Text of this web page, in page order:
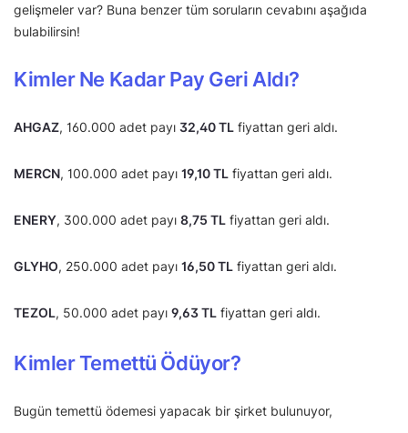
gelişmeler var? Buna benzer tüm soruların cevabını aşağıda
bulabilirsin!
Kimler Ne Kadar Pay Geri Aldı?
AHGAZ, 160.000 adet payı 32,40 TL fiyattan geri aldı.
MERCN, 100.000 adet payı 19,10 TL fiyattan geri aldı.
ENERY, 300.000 adet payı 8,75 TL fiyattan geri aldı.
GLYHO, 250.000 adet payı 16,50 TL fiyattan geri aldı.
TEZOL, 50.000 adet payı 9,63 TL fiyattan geri aldı.
Kimler Temettü Ödüyor?
Bugün temettü ödemesi yapacak bir şirket bulunuyor,